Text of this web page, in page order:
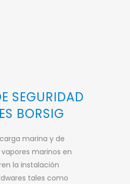
SEGURIDAD
BORSIG
marina y de
marinos en
la instalación
tales como